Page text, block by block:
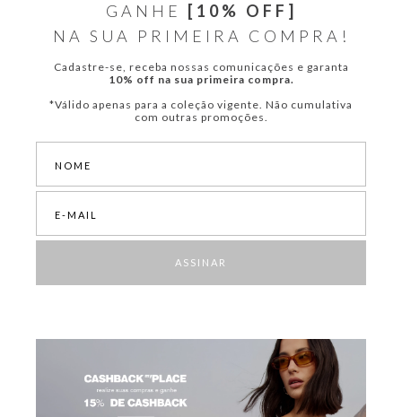
GANHE
[10% OFF]
NA SUA PRIMEIRA COMPRA!
Cadastre-se, receba nossas comunicações e garanta
10% off na sua primeira compra.
*Válido apenas para a coleção vigente. Não cumulativa
com outras promoções.
ASSINAR